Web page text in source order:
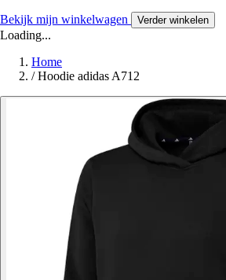
Bekijk mijn winkelwagen Verder winkelen
Loading...
Home
/ Hoodie adidas A712